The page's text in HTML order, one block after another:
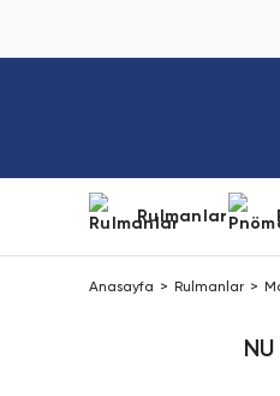
Rulmanlar
Anasayfa Rulmanlar